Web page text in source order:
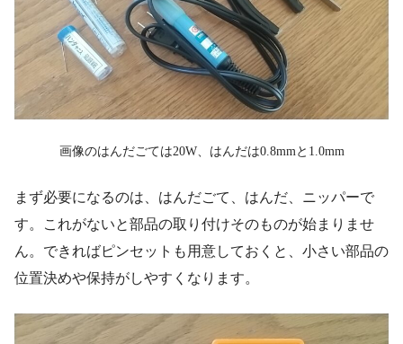
画像のはんだごては20W、はんだは0.8mmと1.0mm
まず必要になるのは、はんだごて、はんだ、ニッパーで
す。これがないと部品の取り付けそのものが始まりませ
ん。できればピンセットも用意しておくと、小さい部品の
位置決めや保持がしやすくなります。